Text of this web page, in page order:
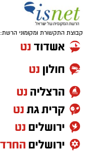
קבוצת התקשורת ומקומוני הרשת: